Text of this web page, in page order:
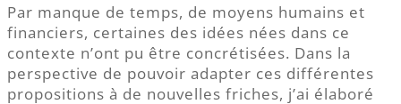
Par manque de temps, de moyens humains et
financiers, certaines des idées nées dans ce
contexte n’ont pu être concrétisées. Dans la
perspective de pouvoir adapter ces différentes
propositions à de nouvelles friches, j’ai élaboré